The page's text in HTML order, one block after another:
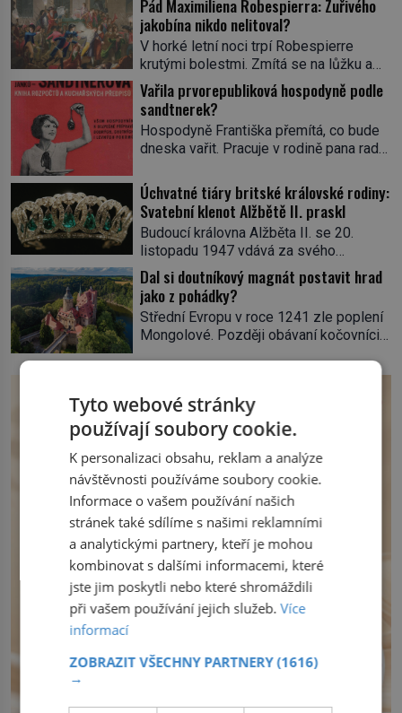
Pád Maximiliena Robespierra: Zuřivého
jakobína nikdo nelitoval?
V horké letní noci trpí Robespierre
krutými bolestmi. Zmítá se na lůžku a
hlavou mu víří kolotoč myšlenek. Když
se probere z mdlob, vzpomene si na
jednu z pařížských jasnovidek, kterou
před lety navštívil. Prorokovala mu
tragický osud. Tehdy se jí vysmál.
prohlásil o něm jiný významný
francouzský revolucionář, Honoré de
Mirabeau […]
Vařila prvorepubliková hospodyně podle
sandtnerek?
Hospodyně Františka přemítá, co bude
dneska vařit. Pracuje v rodině pana rady
rychle v jedné ze „sandtnerek“.
„Zaplaťpánbůh, že už nemusíme chodit
s lístky,“ povzdechne si směrem ke
služce, kterou má v kuchyni k ruce.
Ještě v prvních letech nové republiky
fungoval kvůli nedostatku zboží
přídělový systém. […]
Úchvatné tiáry britské královské rodiny:
Svatební klenot Alžbětě II. praskl
Budoucí královna Alžběta II. se 20.
listopadu 1947 vdává za svého
vyvoleného Filipa Mountbattena. Aby
měla na obřad ve Westminsteru podle
tradice „něco vypůjčeného“, její matka jí
věnuje jedinečný šperk ze své
soukromé kolekce – diamantovou tiáru
královny Marie. „Je to ošklivá špičatá
tiára,“ zhodnotil klenot britský politik Sir
Henry Channon (1897–1958), když si […]
Dal si doutníkový magnát postavit hrad
jako z pohádky?
Střední Evropu v roce 1241 zle poplení
Mongolové. Později obávaní kočovníci
z východu se chce pečlivě připravit!
Český král Václav I. (1205–1253) přijme
opatření, která mají posílit obranu jeho
království. Zajistit hodlá především
severní hranici. Na […]
Tyto webové stránky
používají soubory cookie.
K personalizaci obsahu, reklam a analýze
návštěvnosti používáme soubory cookie.
Informace o vašem používání našich
stránek také sdílíme s našimi reklamními
a analytickými partnery, kteří je mohou
kombinovat s dalšími informacemi, které
jste jim poskytli nebo které shromáždili
při vašem používání jejich služeb.Více
informací
ZOBRAZIT VŠECHNY PARTNERY(1616)
→